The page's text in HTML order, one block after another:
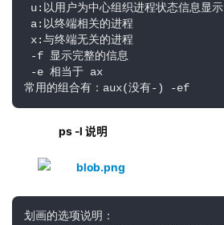
u:以用户为中心组织进程状态信息显示
a:以终端相关的进程
x:与终端无关的进程
-f 显示完整的信息
-e 相当于 ax
常用的组合有：aux(没有-) -ef
ps -l 说明
划画的选项说明：